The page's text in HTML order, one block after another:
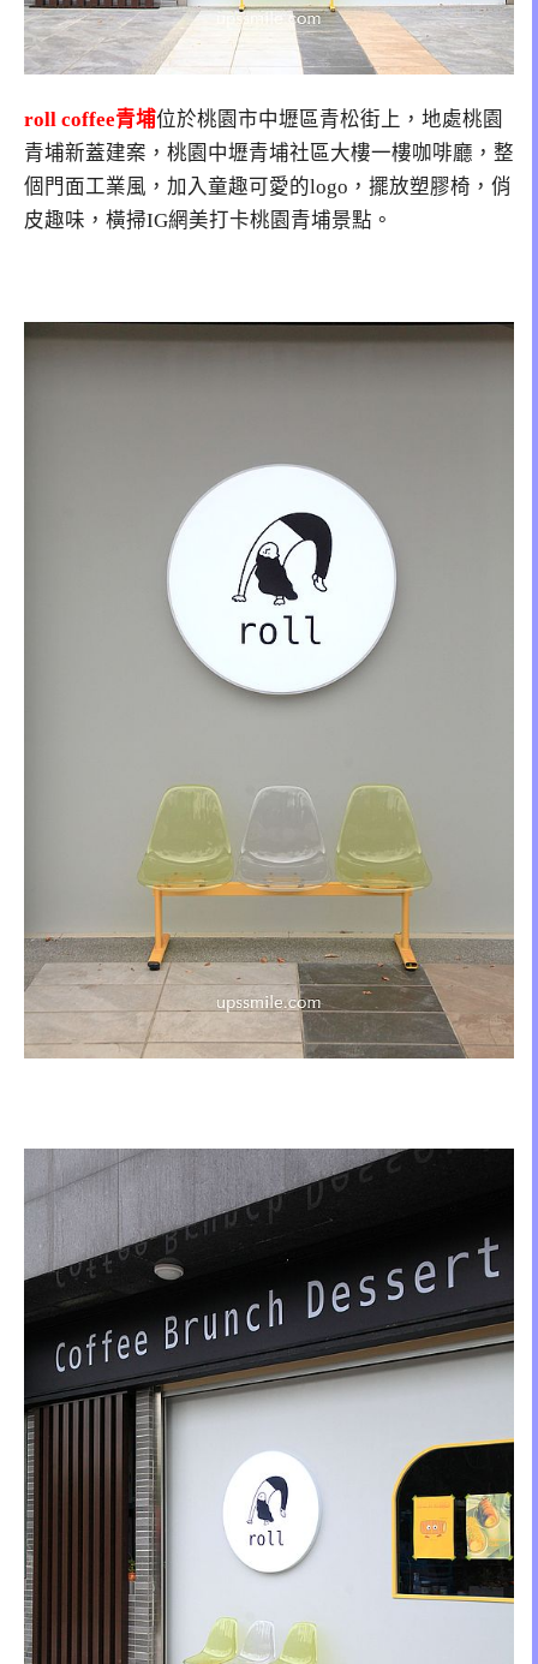
roll coffee青埔位於桃園市中壢區青松街上，地處桃園
青埔新蓋建案，桃園中壢青埔社區大樓一樓咖啡廳，整
個門面工業風，加入童趣可愛的logo，擺放塑膠椅，俏
皮趣味，橫掃IG網美打卡桃園青埔景點。